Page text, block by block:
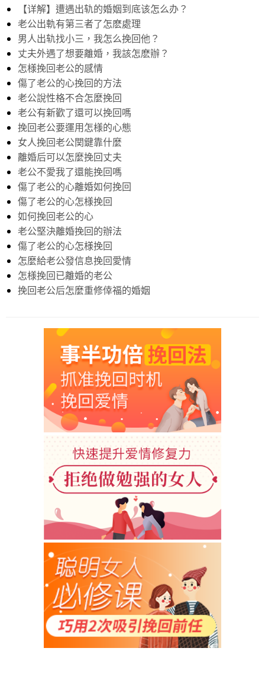
【详解】遭遇出轨的婚姻到底该怎么办？
老公出軌有第三者了怎麽處理
男人出轨找小三，我怎么挽回他？
丈夫外遇了想要離婚，我該怎麽辦？
怎様挽回老公的感情
傷了老公的心挽回的方法
老公說性格不合怎麼挽回
老公有新歡了還可以挽回嗎
挽回老公要運用怎様的心態
女人挽回老公関鍵靠什麼
離婚后可以怎麼挽回丈夫
老公不愛我了還能挽回嗎
傷了老公的心離婚如何挽回
傷了老公的心怎様挽回
如何挽回老公的心
老公堅決離婚挽回的辦法
傷了老公的心怎様挽回
怎麼給老公發信息挽回愛情
怎様挽回已離婚的老公
挽回老公后怎麼重修倖福的婚姻